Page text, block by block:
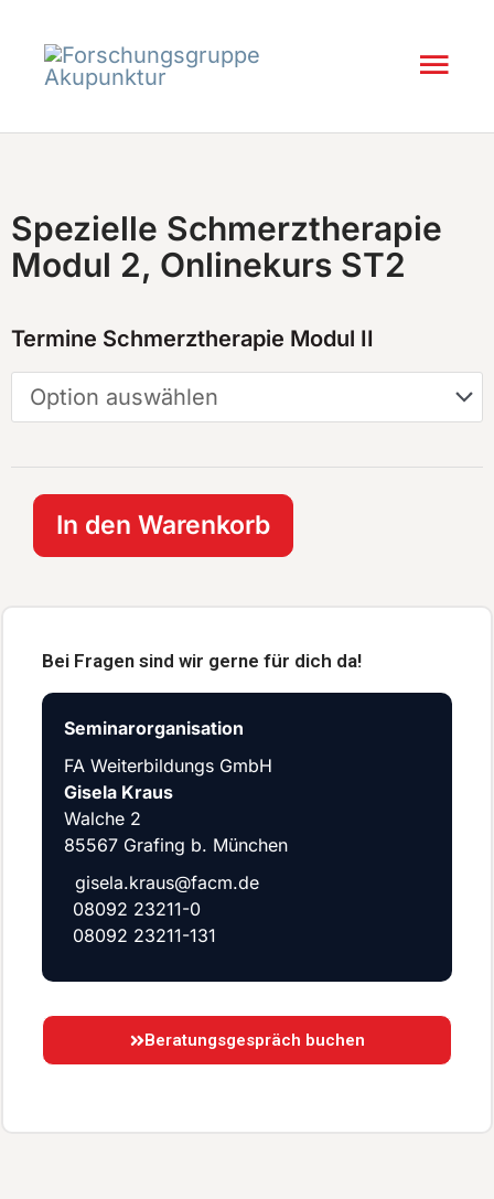
Inhalt
springen
Spezielle Schmerztherapie
Modul 2, Onlinekurs ST2
Termine Schmerztherapie Modul II
Schmerztherapie
Modul
Onlinekurs
Menge
In den Warenkorb
Bei Fragen sind wir gerne für dich da!
Seminarorganisation
FA Weiterbildungs GmbH
Gisela Kraus
Walche 2
85567 Grafing b. München
gisela.kraus@facm.de
08092 23211-0
08092 23211-131
Beratungsgespräch buchen